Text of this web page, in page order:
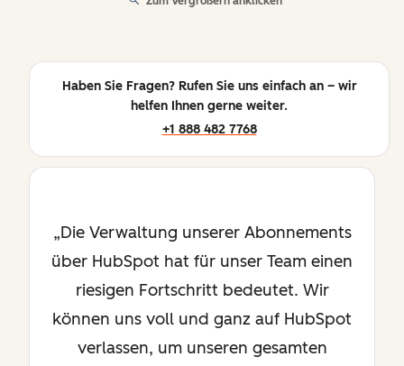
Haben Sie Fragen? Rufen Sie uns einfach an – wir
helfen Ihnen gerne weiter.
+1 888 482 7768
Die Verwaltung unserer Abonnements
über HubSpot hat für unser Team einen
riesigen Fortschritt bedeutet. Wir
können uns voll und ganz auf HubSpot
verlassen, um unseren gesamten